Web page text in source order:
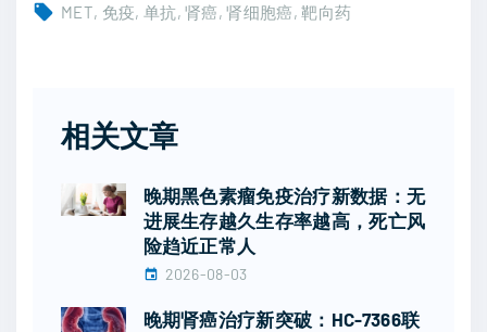
MET 免疫 单抗 肾癌 肾细胞癌 靶向药
相关文章
晚期黑色素瘤免疫治疗新数据：无
进展生存越久生存率越高，死亡风
险趋近正常人
2026-08-03
晚期肾癌治疗新突破：HC-7366联